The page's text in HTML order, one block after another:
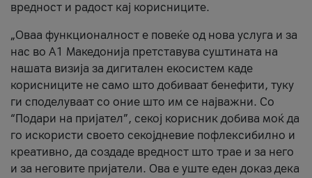
вредност и радост кај корисниците.
„Оваа функционалност е повеќе од нова услуга и за
нас во А1 Македонија претставува суштината на
нашата визија за дигитален екосистем каде
корисниците не само што добиваат бенефити, туку
ги споделуваат со оние што им се најважни. Со
“Подари на пријател”, секој корисник добива моќ да
го искористи своето секојдневие пофлексибилно и
креативно, да создаде вредност што трае и за него
и за неговите пријатели. Ова е уште еден доказ дека